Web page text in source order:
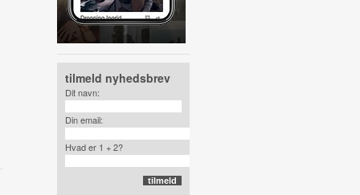
tilmeld nyhedsbrev
Dit navn:
Din email:
Hvad er 1 + 2?